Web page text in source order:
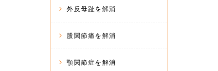
外反母趾を解消
股関節痛を解消
顎関節症を解消